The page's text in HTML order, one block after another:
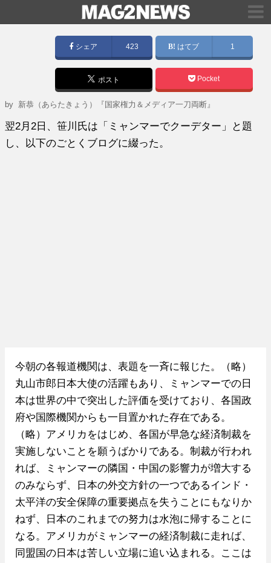
シェア 423 はてブ 1
ポスト Pocket
by 新恭（あらたきょう）『国家権力＆メディア一刀両断』
翌2月2日、笹川氏は「ミャンマーでクーデター」と題
し、以下のごとくブログに綴った。
今朝の各報道機関は、表題を一斉に報じた。（略）
丸山市郎日本大使の活躍もあり、ミャンマーでの日
本は世界の中で突出した評価を受けており、各国政
府や国際機関からも一目置かれた存在である。
（略）アメリカをはじめ、各国が早急な経済制裁を
実施しないことを願うばかりである。制裁が行われ
れば、ミャンマーの隣国・中国の影響力が増大する
のみならず、日本の外交方針の一つであるインド・
太平洋の安全保障の重要拠点を失うことにもなりか
ねず、日本のこれまでの努力は水泡に帰することに
なる。アメリカがミャンマーの経済制裁に走れば、
同盟国の日本は苦しい立場に追い込まれる。ここは